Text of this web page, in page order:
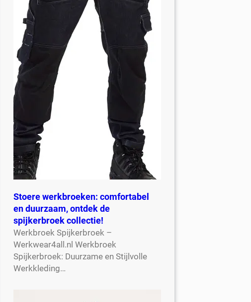
Stoere werkbroeken: comfortabel
en duurzaam, ontdek de
spijkerbroek collectie!
Werkbroek Spijkerbroek –
Werkwear4all.nl Werkbroek
Spijkerbroek: Duurzame en Stijlvolle
Werkkleding…